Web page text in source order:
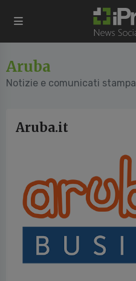
Aruba
Notizie e comunicati stampa
Aruba.it